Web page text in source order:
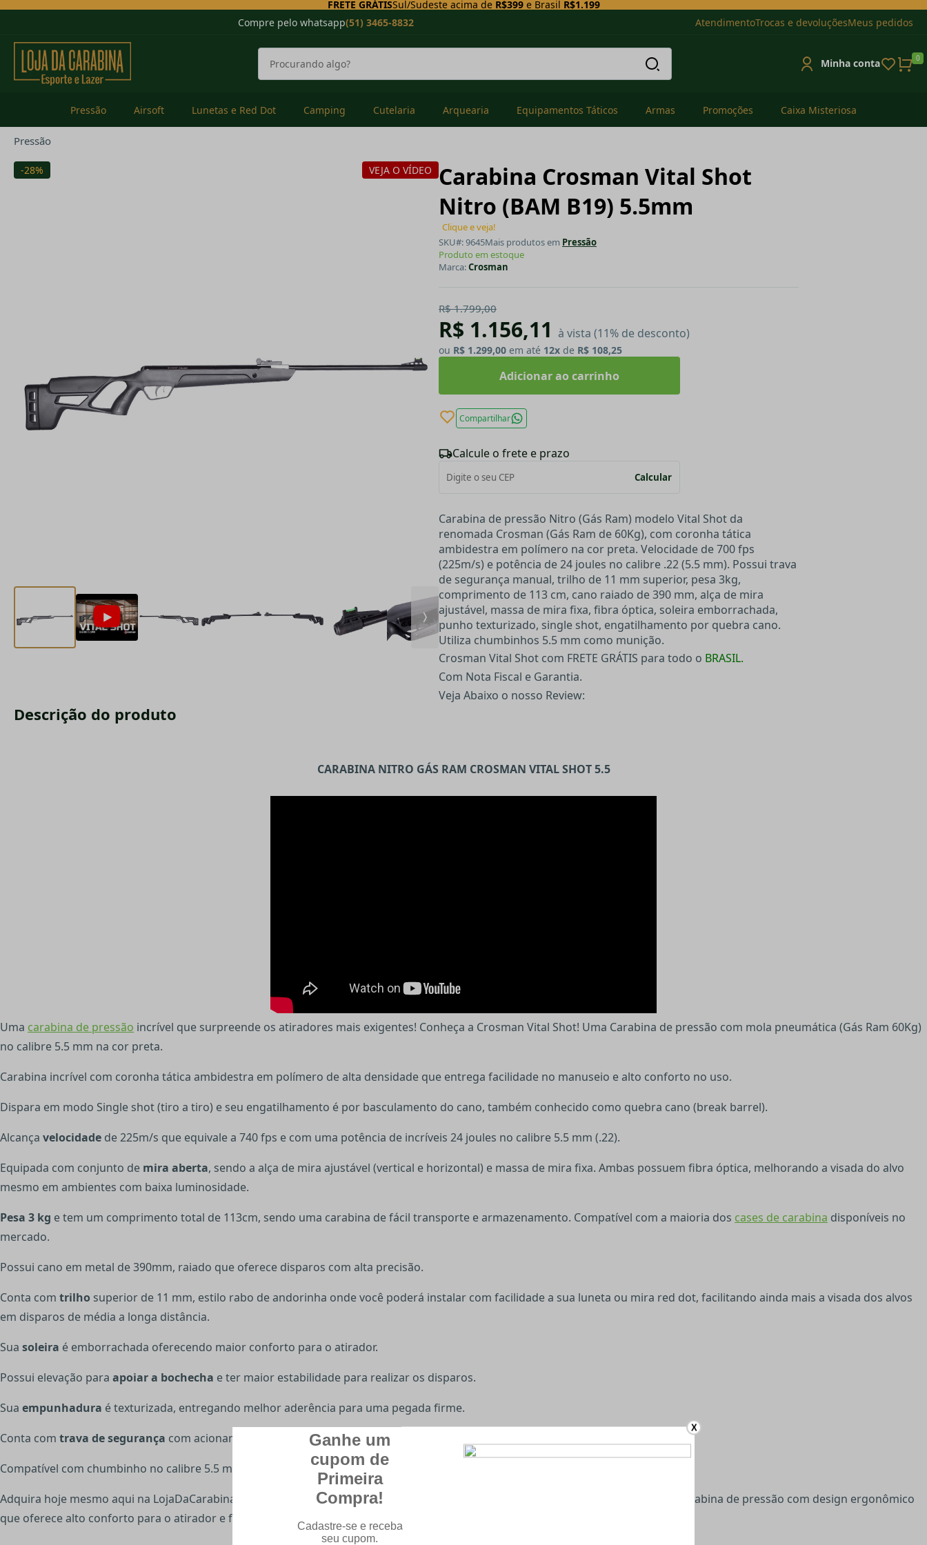
FRETE GRÁTISSul/Sudeste acima de R$399e Brasil R$1.199
Compre pelo whatsapp(51) 3465-8832 AtendimentoTrocas e devoluçõesMeus pedidos
Minha conta 0
Pressão Airsoft Lunetas e Red Dot Camping Cutelaria Arquearia Equipamentos Táticos Armas Promoções Caixa Misteriosa
Pressão
-28% VEJA O VÍDEO
Carabina Crosman Vital Shot
Nitro (BAM B19) 5.5mm
Clique e veja!
SKU#: 9645Mais produtos em Pressão
Produto em estoque
Marca:Crosman
R$ 1.799,00
R$ 1.156,11 à vista (11% de desconto)
ou R$ 1.299,00 em até 12x de R$ 108,25
Adicionar ao carrinho
Compartilhar
Calcule o frete e prazo
Calcular
Carabina de pressão Nitro (Gás Ram) modelo Vital Shot da
renomada Crosman (Gás Ram de 60Kg), com coronha tática
ambidestra em polímero na cor preta. Velocidade de 700 fps
(225m/s) e potência de 24 joules no calibre .22 (5.5 mm). Possui trava
de segurança manual, trilho de 11 mm superior, pesa 3kg,
comprimento de 113 cm, cano raiado de 390 mm, alça de mira
ajustável, massa de mira fixa, fibra óptica, soleira emborrachada,
punho texturizado, single shot, engatilhamento por quebra cano.
Utiliza chumbinhos 5.5 mm como munição.
Crosman Vital Shot com FRETE GRÁTIS para todo o BRASIL.
Com Nota Fiscal e Garantia.
Veja Abaixo o nosso Review:
Descrição do produto
CARABINA NITRO GÁS RAM CROSMAN VITAL SHOT 5.5
Uma carabina de pressão incrível que surpreende os atiradores mais exigentes! Conheça a Crosman Vital Shot! Uma Carabina de pressão com mola pneumática (Gás Ram 60Kg)
no calibre 5.5 mm na cor preta.
Carabina incrível com coronha tática ambidestra em polímero de alta densidade que entrega facilidade no manuseio e alto conforto no uso.
Dispara em modo Single shot (tiro a tiro) e seu engatilhamento é por basculamento do cano, também conhecido como quebra cano (break barrel).
Alcança velocidade de 225m/s que equivale a 740 fps e com uma potência de incríveis 24 joules no calibre 5.5 mm (.22).
Equipada com conjunto de mira aberta, sendo a alça de mira ajustável (vertical e horizontal) e massa de mira fixa. Ambas possuem fibra óptica, melhorando a visada do alvo
mesmo em ambientes com baixa luminosidade.
Pesa 3 kg e tem um comprimento total de 113cm, sendo uma carabina de fácil transporte e armazenamento. Compatível com a maioria dos cases de carabina disponíveis no
mercado.
Possui cano em metal de 390mm, raiado que oferece disparos com alta precisão.
Conta com trilho superior de 11 mm, estilo rabo de andorinha onde você poderá instalar com facilidade a sua luneta ou mira red dot, facilitando ainda mais a visada dos alvos
em disparos de média a longa distância.
Sua soleira é emborrachada oferecendo maior conforto para o atirador.
Possui elevação para apoiar a bochecha e ter maior estabilidade para realizar os disparos.
Sua empunhadura é texturizada, entregando melhor aderência para uma pegada firme.
Conta com trava de segurança com acionamento manual que vai te proteger de disparos acidentais durante o manuseio.
Compatível com chumbinho no calibre 5.5 mm e tem capacidade de umchumbinho
Adquira hoje mesmo aqui na LojaDaCarabina a sua incrível
Vital Shotfabricada pela renomada Crosman no calibre 5.5 mm. Uma Carabina de pressão com design ergonômico
que oferece alto conforto para o atirador e facilidade no manuseio. Enviamos para todo o Brasil com nota fiscal!
X